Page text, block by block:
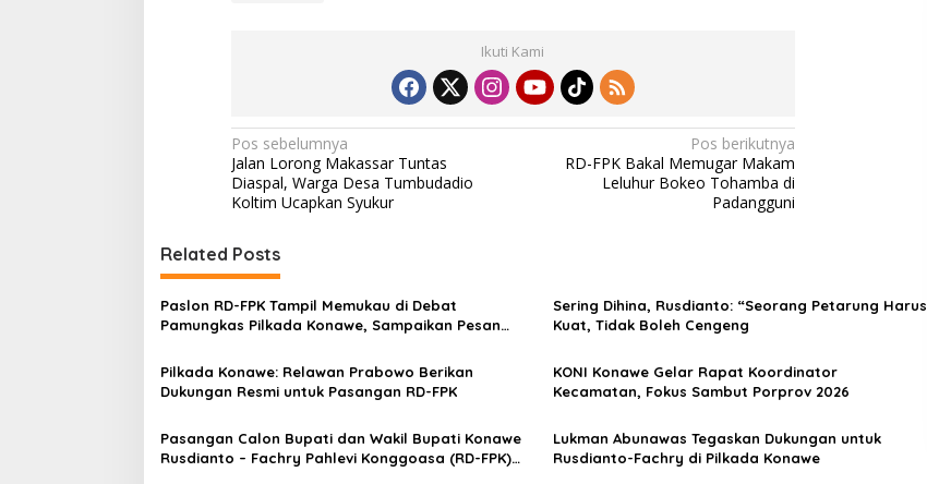
Ikuti Kami
N
a
v
i
g
a
s
i
p
s
Pos sebelumnya
Jalan Lorong Makassar Tuntas
Diaspal, Warga Desa Tumbudadio
Koltim Ucapkan Syukur
Pos berikutnya
RD-FPK Bakal Memugar Makam
Leluhur Bokeo Tohamba di
Padangguni
Related Posts
Paslon RD-FPK Tampil Memukau di Debat
Pamungkas Pilkada Konawe, Sampaikan Pesan
Sering Dihina, Rusdianto: “Seorang Petarung Harus
Kuat, Tidak Boleh Cengeng
Pilkada Konawe: Relawan Prabowo Berikan
Dukungan Resmi untuk Pasangan RD-FPK
KONI Konawe Gelar Rapat Koordinator
Kecamatan, Fokus Sambut Porprov 2026
Pasangan Calon Bupati dan Wakil Bupati Konawe
Rusdianto – Fachry Pahlevi Konggoasa (RD-FPK)
Lukman Abunawas Tegaskan Dukungan untuk
Rusdianto-Fachry di Pilkada Konawe